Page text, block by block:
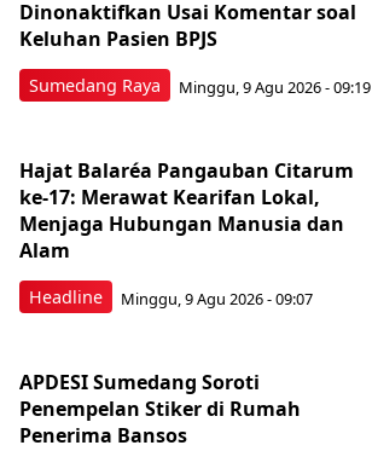
Sumedang Raya
Dinonaktifkan Usai Komentar soal
Keluhan Pasien BPJS
Minggu, 9 Agu 2026 - 09:19
Headline
Hajat Balaréa Pangauban Citarum
ke-17: Merawat Kearifan Lokal,
Menjaga Hubungan Manusia dan
Alam
Minggu, 9 Agu 2026 - 09:07
APDESI Sumedang Soroti
Penempelan Stiker di Rumah
Penerima Bansos